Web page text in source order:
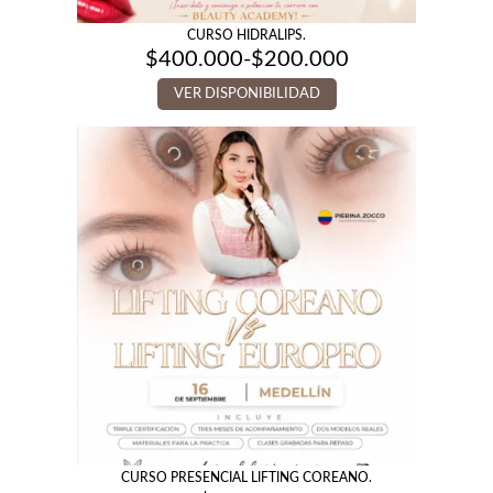
CURSO HIDRALIPS.
$200.000
-
$400.000
Rango
de
precios:
desde
$200.000
hasta
$400.000
VER DISPONIBILIDAD
CURSO PRESENCIAL LIFTING COREANO.